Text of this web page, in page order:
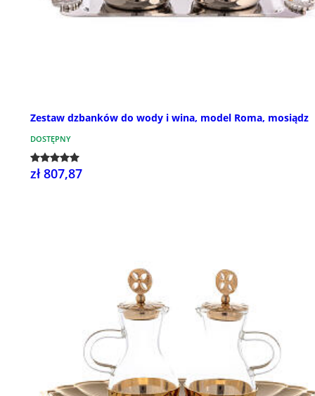
Zestaw dzbanków do wody i wina, model Roma, mosiądz
DOSTĘPNY
zł 807,87